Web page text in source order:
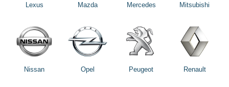
Lexus Mazda Mercedes Mitsubishi
Nissan Opel Peugeot Renault